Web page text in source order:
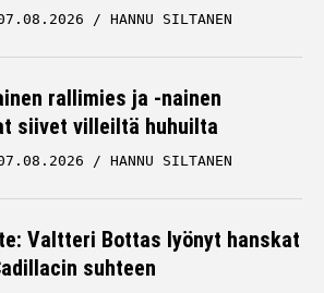
HANNU SILTANEN
rallimies ja -nainen
siivet villeiltä huhuilta
HANNU SILTANEN
Valtteri Bottas lyönyt hanskat
suhteen